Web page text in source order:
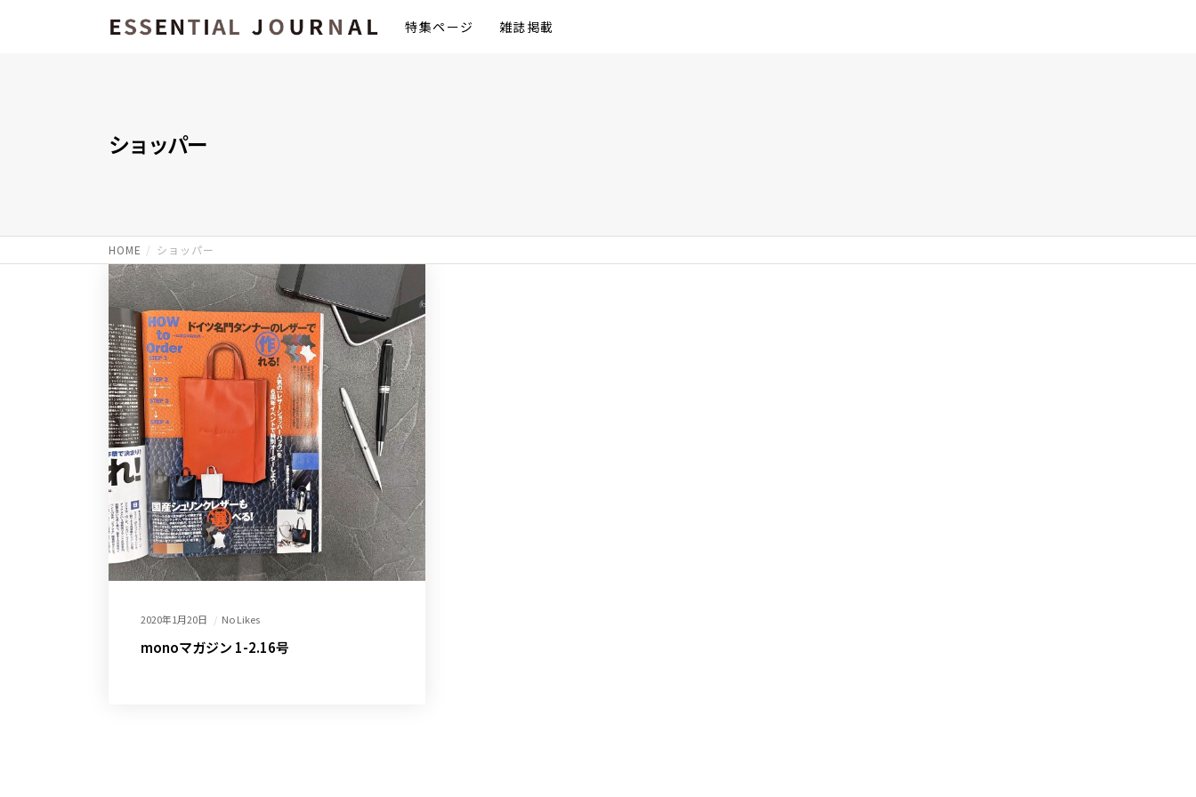
特集ページ 雑誌掲載
ショッパー
HOME ショッパー
2020年1月20日 No Likes
monoマガジン 1-2.16号